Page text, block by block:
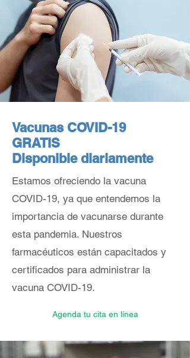
Vacunas COVID-19
GRATIS
Disponible diariamente
Estamos ofreciendo la vacuna
COVID-19, ya que entendemos la
importancia de vacunarse durante
esta pandemia. Nuestros
farmacéuticos están capacitados y
certificados para administrar la
vacuna COVID-19.
Agenda tu cita en línea